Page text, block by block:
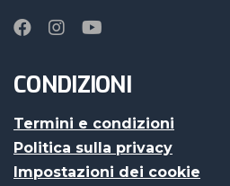
CONDIZIONI
Termini e condizioni
Politica sulla privacy
Impostazioni dei cookie